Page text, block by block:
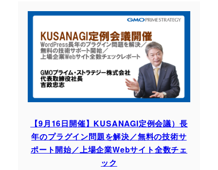
【9月16日開催】KUSANAGI定例会議）長
年のプラグイン問題を解決／無料の技術サ
ポート開始／上場企業Webサイト全数チェ
ック